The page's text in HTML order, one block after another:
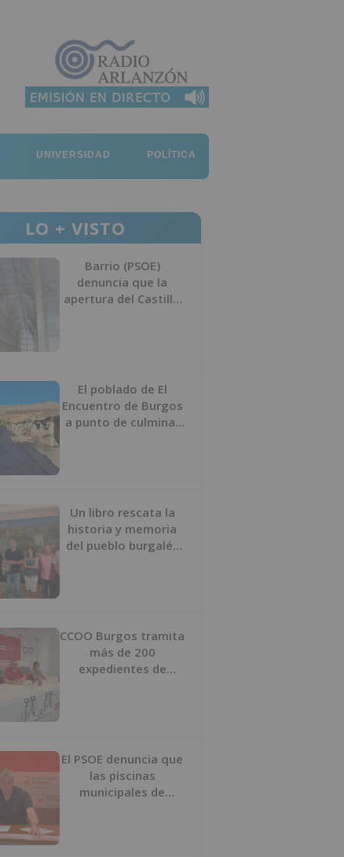
UNIVERSIDAD POLÍTICA
LO + VISTO
Barrio (PSOE)
denuncia que la
apertura del Castillo
El poblado de El
Encuentro de Burgos
a punto de culminar
Un libro rescata la
historia y memoria
del pueblo burgalés
CCOO Burgos tramita
más de 200
expedientes de
El PSOE denuncia que
las piscinas
municipales de